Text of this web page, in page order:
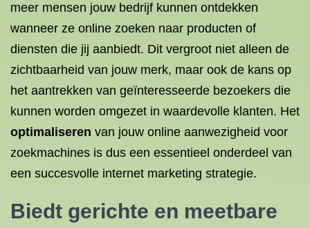
meer mensen jouw bedrijf kunnen ontdekken
wanneer ze online zoeken naar producten of
diensten die jij aanbiedt. Dit vergroot niet alleen de
zichtbaarheid van jouw merk, maar ook de kans op
het aantrekken van geïnteresseerde bezoekers die
kunnen worden omgezet in waardevolle klanten. Het
optimaliseren van jouw online aanwezigheid voor
zoekmachines is dus een essentieel onderdeel van
een succesvolle internet marketing strategie.
Biedt gerichte en meetbare